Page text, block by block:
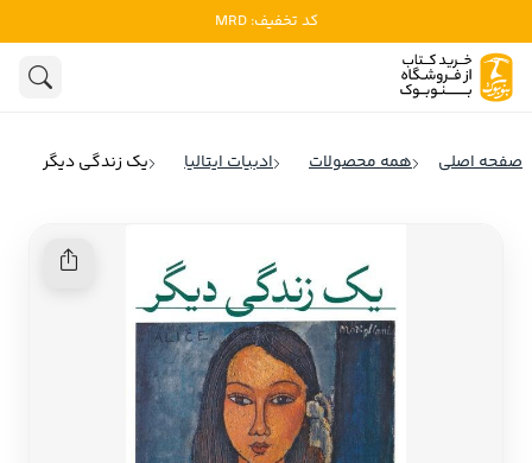
کد تخفیف: MRD
ادبیات
ادبیات فرانسه
ادبیات ایتالیا
ادبیات روسیه
ادبیات آمریکای لاتین
ادبیات آلمان
صفحه اصلی همه محصولات ادبیات ایتالیا یک زندگی دیگر